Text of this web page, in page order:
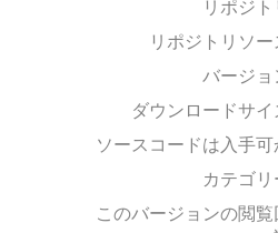
リポジト
リポジトリソー
バージョ
ダウンロードサイ
ソースコードは入手可
カテゴリ
このバージョンの閲覧